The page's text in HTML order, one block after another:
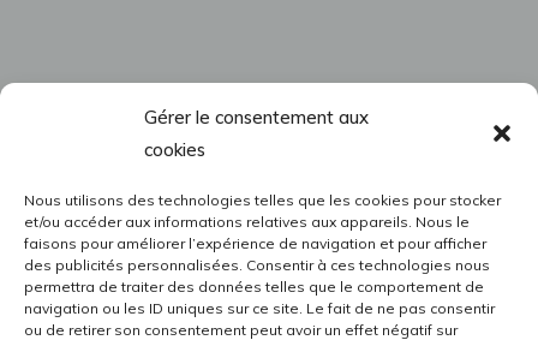
Gérer le consentement aux
cookies
Nous utilisons des technologies telles que les cookies pour stocker
et/ou accéder aux informations relatives aux appareils. Nous le
faisons pour améliorer l’expérience de navigation et pour afficher
des publicités personnalisées. Consentir à ces technologies nous
permettra de traiter des données telles que le comportement de
navigation ou les ID uniques sur ce site. Le fait de ne pas consentir
ou de retirer son consentement peut avoir un effet négatif sur